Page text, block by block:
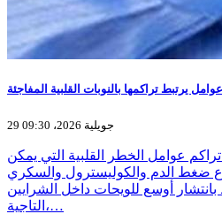
يرتبط تراكمها بالنوبات القلبية المفاجئة
29 جويلية 2026، 09:30
عوامل الخطر القلبية التي يمكن
ضغط الدم والكوليسترول والسكري
بانتشار أوسع للويحات داخل الشرايين
التاجية،…